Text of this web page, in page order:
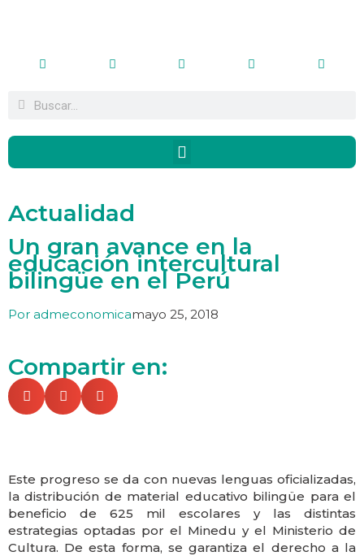
Actualidad
Un gran avance en la
educación intercultural
bilingüe en el Perú
Por admeconomicamayo 25, 2018
Compartir en:
Este progreso se da con nuevas lenguas oficializadas,
la distribución de material educativo bilingüe para el
beneficio de 625 mil escolares y las distintas
estrategias optadas por el Minedu y el Ministerio de
Cultura. De esta forma, se garantiza el derecho a la